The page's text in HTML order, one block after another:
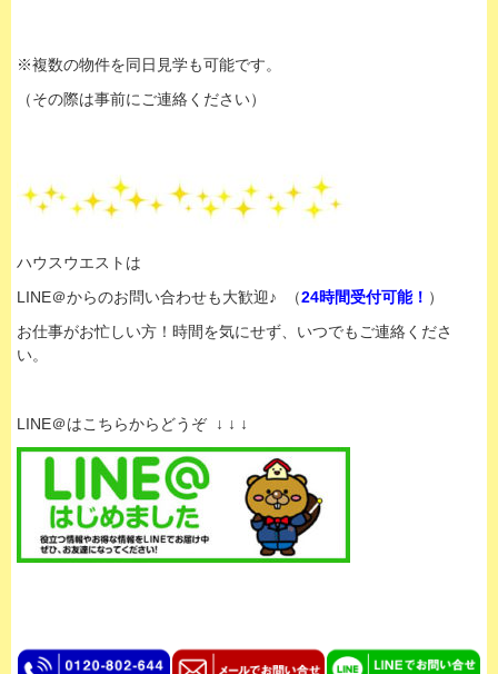
※複数の物件を同日見学も可能です。
（その際は事前にご連絡ください）
ハウスウエストは
LINE＠からのお問い合わせも大歓迎♪ （24時間受付可能！ ）
お仕事がお忙しい方！時間を気にせず、いつでもご連絡くださ
い。
LINE＠はこちらからどうぞ ↓ ↓ ↓